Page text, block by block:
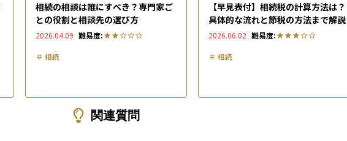
相続の相談は誰にすべき？専門家ご
との役割と相談先の選び方
2026.04.09 難易度:
＃ 相続
【早見表付】相続税の計算方法は？
具体的な流れと節税の方法まで解説
2026.06.02 難易度:
＃相続
関連質問